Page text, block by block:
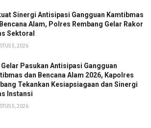
Sinergi Antisipasi Gangguan Kamtibmas
Alam, Polres Rembang Gelar Rakor
Sektoral
5, 2026
Gelar Pasukan Antisipasi Gangguan
dan Bencana Alam 2026, Kapolres
Tekankan Kesiapsiagaan dan Sinergi
Instansi
5, 2026